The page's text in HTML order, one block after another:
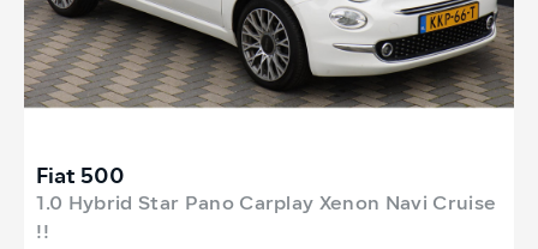
Fiat 500
1.0 Hybrid Star Pano Carplay Xenon Navi Cruise
!!